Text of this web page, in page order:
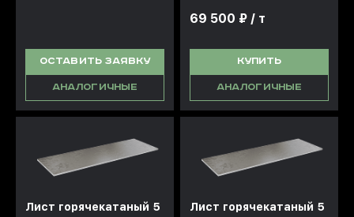
ОСТАВИТЬ ЗАЯВКУ
АНАЛОГИЧНЫЕ
69 500 ₽ / т
КУПИТЬ
АНАЛОГИЧНЫЕ
Лист горячекатаный 5
Лист горячекатаный 5